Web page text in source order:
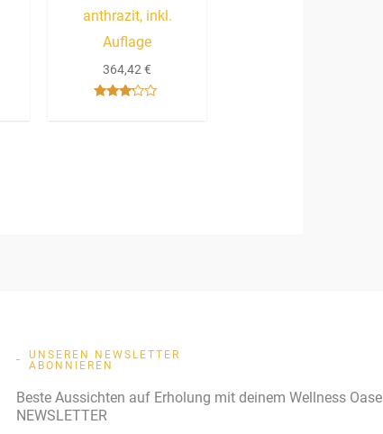
anthrazit, inkl.
Auflage
364,42€
UNSEREN NEWSLETTER
ABONNIEREN
Beste Aussichten auf Erholung mit deinem Wellness Oase
NEWSLETTER